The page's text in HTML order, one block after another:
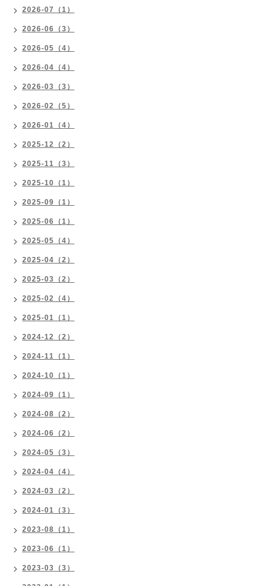
2026-07（1）
2026-06（3）
2026-05（4）
2026-04（4）
2026-03（3）
2026-02（5）
2026-01（4）
2025-12（2）
2025-11（3）
2025-10（1）
2025-09（1）
2025-06（1）
2025-05（4）
2025-04（2）
2025-03（2）
2025-02（4）
2025-01（1）
2024-12（2）
2024-11（1）
2024-10（1）
2024-09（1）
2024-08（2）
2024-06（2）
2024-05（3）
2024-04（4）
2024-03（2）
2024-01（3）
2023-08（1）
2023-06（1）
2023-03（3）